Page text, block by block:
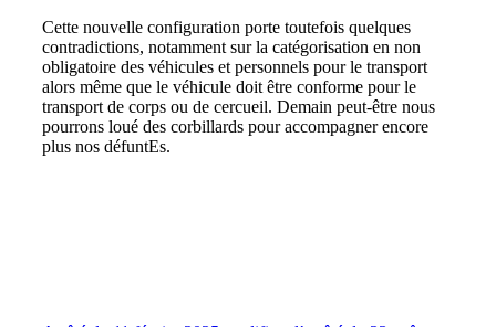
Cette nouvelle configuration porte toutefois quelques
contradictions, notamment sur la catégorisation en non
obligatoire des véhicules et personnels pour le transport
alors même que le véhicule doit être conforme pour le
transport de corps ou de cercueil. Demain peut-être nous
pourrons loué des corbillards pour accompagner encore
plus nos défuntEs.